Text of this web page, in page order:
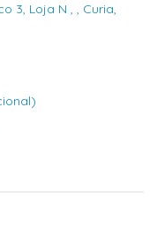
3, Loja N , , Curia,